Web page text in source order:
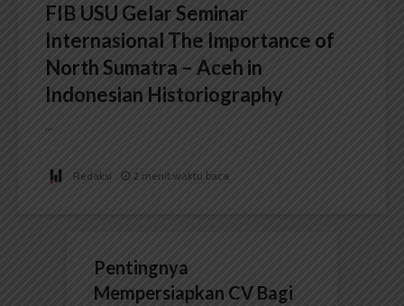
FIB USU Gelar Seminar
Internasional The Importance of
North Sumatra – Aceh in
Indonesian Historiography
...
Redaksi 2 menit waktu baca
Pentingnya
Mempersiapkan CV Bagi